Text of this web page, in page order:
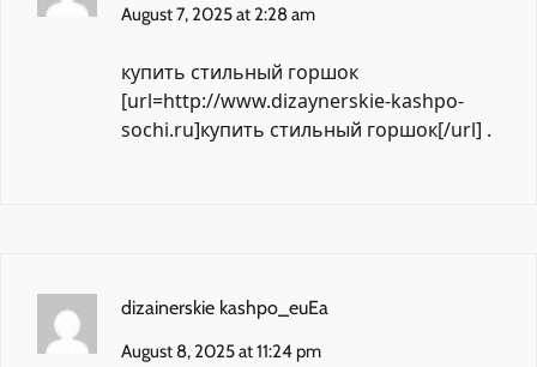
August 7, 2025 at 2:28 am
купить стильный горшок
[url=http://www.dizaynerskie-kashpo-
sochi.ru]купить стильный горшок[/url] .
dizainerskie kashpo_euEa
August 8, 2025 at 11:24 pm